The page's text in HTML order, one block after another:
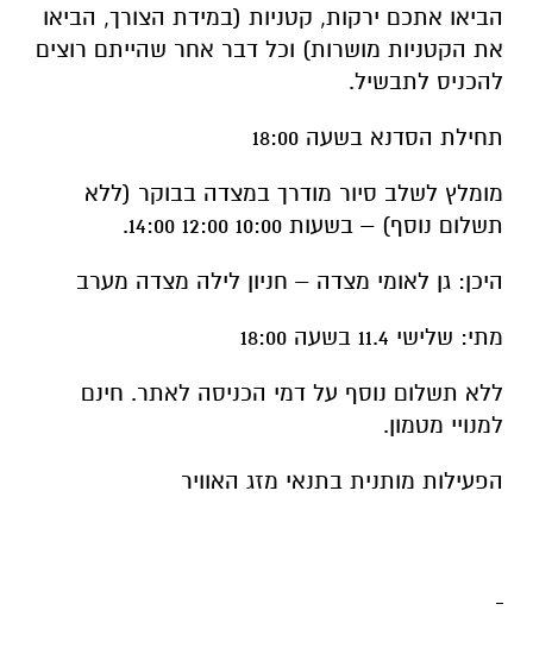
הביאו אתכם ירקות, קטניות (במידת הצורך, הביאו
את הקטניות מושרות) וכל דבר אחר שהייתם רוצים
להכניס לתבשיל.
תחילת הסדנא בשעה 18:00
מומלץ לשלב סיור מודרך במצדה בבוקר (ללא
תשלום נוסף) – בשעות 10:00 12:00 14:00.
היכן: גן לאומי מצדה – חניון לילה מצדה מערב
מתי: שלישי 11.4 בשעה 18:00
ללא תשלום נוסף על דמי הכניסה לאתר. חינם
למנויי מטמון.
הפעילות מותנית בתנאי מזג האוויר